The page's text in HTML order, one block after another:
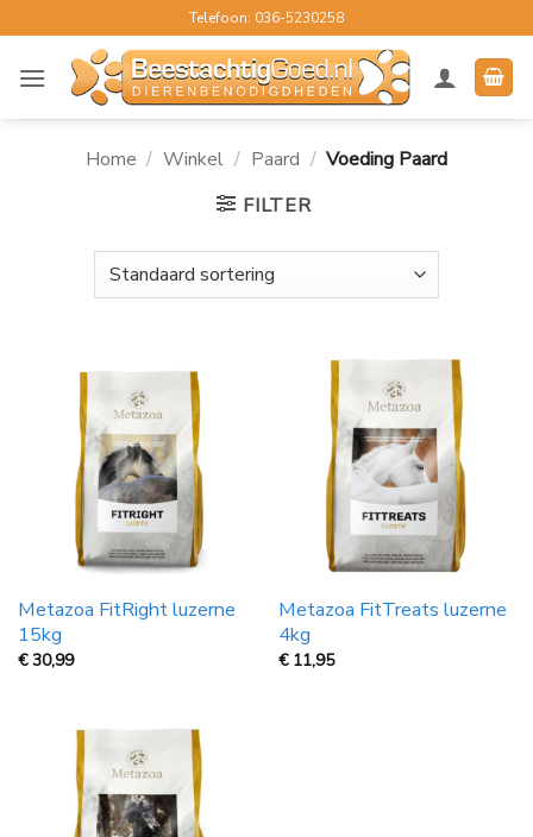
naar
inhoud
Telefoon: 036-5230258
Home / Winkel / Paard / Voeding Paard
FILTER
Metazoa FitRight luzerne
15kg
€30,99
Metazoa FitTreats luzerne
4kg
€ 11,95